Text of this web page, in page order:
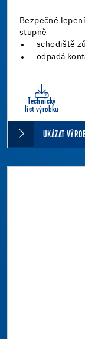
Bezpečné
stupně
schodiště
odpadá
Technický
list výrobku
UKÁZAT